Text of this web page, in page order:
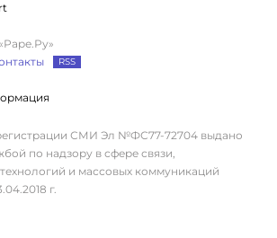
RSS
СМИ Эл №ФС77-72704 выдано
по надзору в сфере связи,
и массовых коммуникаций
г.